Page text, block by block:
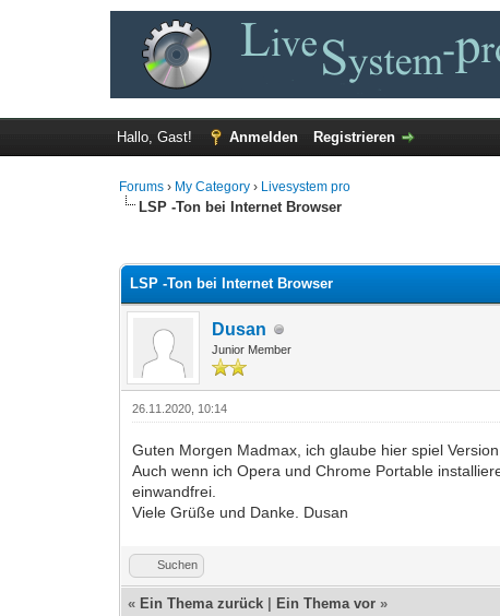
Hallo, Gast! Anmelden Registrieren
Forums › My Category › Livesystem pro
LSP -Ton bei Internet Browser
LSP -Ton bei Internet Browser
Dusan
Junior Member
26.11.2020, 10:14
Guten Morgen Madmax, ich glaube hier spiel
Auch wenn ich Opera und Chrome Portable
einwandfrei.
Viele Grüße und Danke. Dusan
Suchen
« Ein Thema zurück Ein Thema vor »